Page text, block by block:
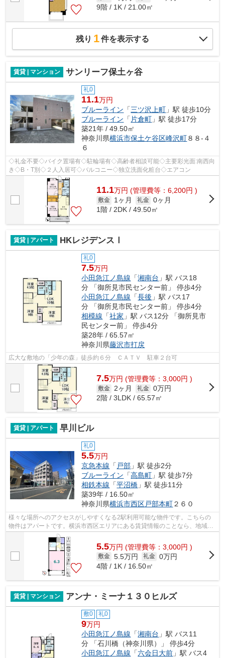
9階 / 1K / 21.00㎡
残り 1件を表示する
賃貸 | マンション サンリーフ保土ヶ谷
礼0
11.1万円
ブルーライン 「三ツ沢上町 」駅 徒歩10分
ブルーライン 「 片倉町 」駅 徒歩17分
築21年 / 49.50㎡
神奈川県横浜市保土ケ谷区峰沢町８８-４
６
◇礼金不要◇バイク置場有◇駐輪場有◇高齢者相談可能◇主要彩光面:南西向
き◇B・T別◇２人入居可◇バルコニー◇独立洗面化粧台◇エアコン
11.1万円 (管理費等：6,200円 )
敷金 1ヶ月 礼金 0ヶ月
1階 / 2DK / 49.50㎡
賃貸 | アパート HKレジデンスⅠ
礼0
7.5万円
小田急江ノ島線 「湘南台 」駅 バス18
分 「御所見市民センター前」 停歩4分
小田急江ノ島線 「長後 」駅 バス17
分 「御所見市民センター前」 停歩4分
相模線 「社家 」駅 バス12分 「御所見市
民センター前」 停歩4分
築28年 / 65.57㎡
神奈川県藤沢市打戻
広大な敷地の「少年の森」徒歩約６分 ＣＡＴＶ 駐車２台可
7.5万円 (管理費等：3,000円 )
敷金 2ヶ月 礼金 0万円
2階 / 3LDK / 65.57㎡
賃貸 | アパート 早川ビル
礼0
5.5万円
京急本線 「 戸部 」駅 徒歩2分
ブルーライン 「高島町 」駅 徒歩7分
相鉄本線 「平沼橋 」駅 徒歩11分
築39年 / 16.50㎡
神奈川県横浜市西区戸部本町２６０
様々な場所へのアクセスがしやすくなる2駅利用可能な物件です。こちらの
物件はアパートです。横浜市西区エリアにある賃貸情報のことなら、地域に
密着した当社へお任せ下さい。当社は、...
5.5万円 (管理費等：3,000円 )
敷金 5.5万円 礼金 0万円
4階 / 1K / 16.50㎡
賃貸 | マンション アンナ・ミーナ１３０ヒルズ
敷0 礼0
9万円
小田急江ノ島線 「湘南台 」駅 バス11
分 「石川橋（神奈川県）」 停歩4分
小田急江ノ島線 「六会日大前 」駅 バス4